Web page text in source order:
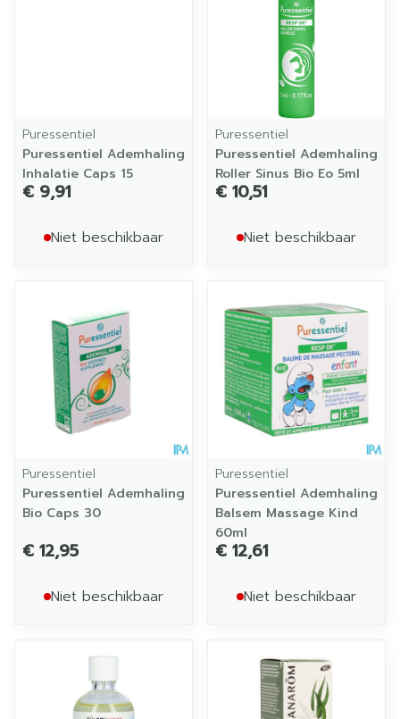
Puressentiel
Puressentiel Ademhaling
Inhalatie Caps 15
€ 9,91
Niet beschikbaar
Puressentiel
Puressentiel Ademhaling
Roller Sinus Bio Eo 5ml
€ 10,51
Niet beschikbaar
Puressentiel
Puressentiel Ademhaling
Bio Caps 30
€ 12,95
Niet beschikbaar
Puressentiel
Puressentiel Ademhaling
Balsem Massage Kind
60ml
€ 12,61
Niet beschikbaar